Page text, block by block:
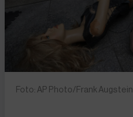
Foto: AP Photo/Frank Augstein